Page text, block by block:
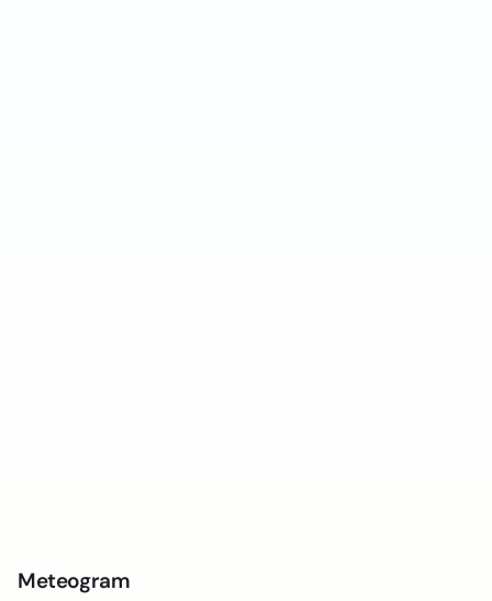
Meteogram